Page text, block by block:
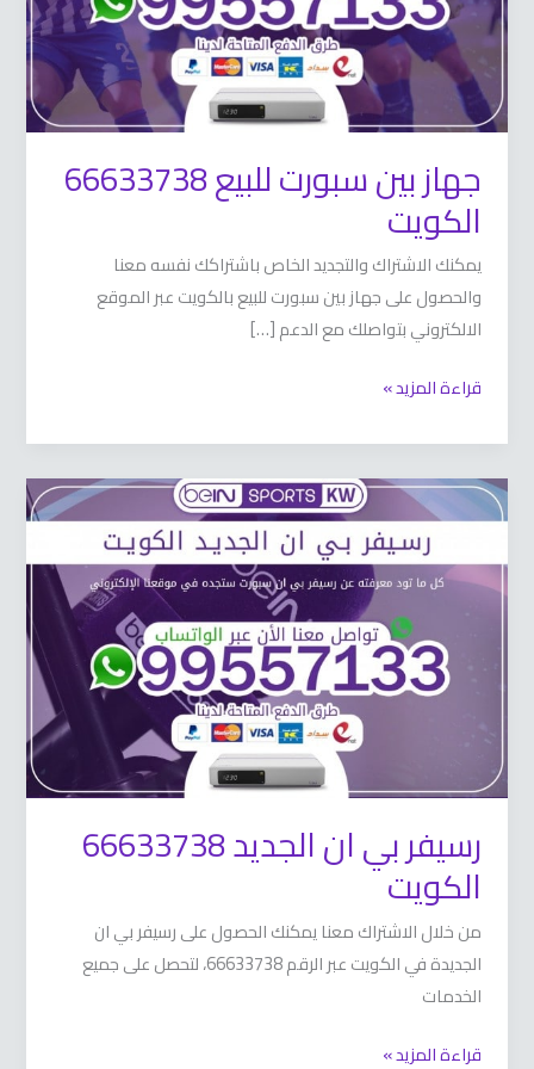
جهاز بين سبورت للبيع 66633738
الكويت
يمكنك الاشتراك والتجديد الخاص باشتراكك نفسه معنا
والحصول على جهاز بين سبورت للبيع بالكويت عبر الموقع
الالكتروني بتواصلك مع الدعم […]
قراءة المزيد »
رسيفر بي ان الجديد 66633738
الكويت
من خلال الاشتراك معنا يمكنك الحصول على رسيفر بي ان
الجديدة في الكويت عبر الرقم 66633738، لتحصل على جميع
الخدمات
رسيفر
بي
ان
الجديد
قراءة المزيد »